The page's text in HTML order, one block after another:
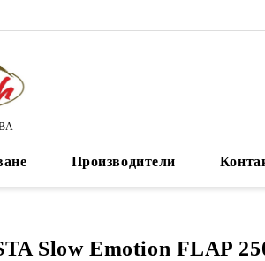
Производители
Slow Emotion FLAP